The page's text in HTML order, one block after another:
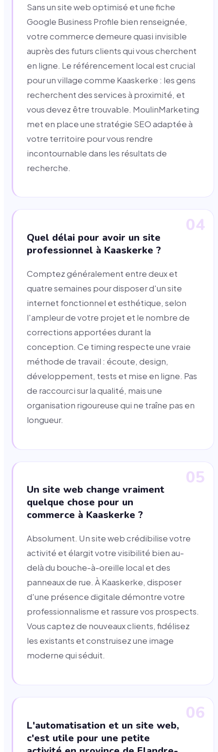
Sans un site web optimisé et une fiche
Google Business Profile bien renseignée,
votre commerce demeure quasi invisible
auprès des futurs clients qui vous cherchent
en ligne. Le référencement local est crucial
pour un village comme Kaaskerke : les gens
recherchent des services à proximité, et
vous devez être trouvable. MoulinMarketing
met en place une stratégie SEO adaptée à
votre territoire pour vous rendre
incontournable dans les résultats de
recherche.
04
Quel délai pour avoir un site
professionnel à Kaaskerke ?
Comptez généralement entre deux et
quatre semaines pour disposer d'un site
internet fonctionnel et esthétique, selon
l'ampleur de votre projet et le nombre de
corrections apportées durant la
conception. Ce timing respecte une vraie
méthode de travail : écoute, design,
développement, tests et mise en ligne. Pas
de raccourci sur la qualité, mais une
organisation rigoureuse qui ne traîne pas en
longueur.
05
Un site web change vraiment
quelque chose pour un
commerce à Kaaskerke ?
Absolument. Un site web crédibilise votre
activité et élargit votre visibilité bien au-
delà du bouche-à-oreille local et des
panneaux de rue. À Kaaskerke, disposer
d'une présence digitale démontre votre
professionnalisme et rassure vos prospects.
Vous captez de nouveaux clients, fidélisez
les existants et construisez une image
moderne qui séduit.
06
L'automatisation et un site web,
c'est utile pour une petite